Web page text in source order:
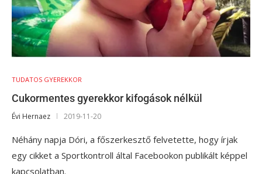
TUDATOS GYEREKKOR
Cukormentes gyerekkor kifogások nélkül
Évi Hernaez 2019-11-20
Néhány napja Dóri, a főszerkesztő felvetette, hogy írjak
egy cikket a Sportkontroll által Facebookon publikált képpel
kapcsolatban.